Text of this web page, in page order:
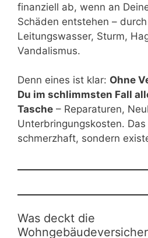
finanziell ab, wenn an
Schäden entstehen – durch
Leitungswasser, Sturm,
Vandalismus.
Denn eines ist klar: Ohne
Du im schlimmsten Fall
Tasche – Reparaturen,
Unterbringungskosten.
schmerzhaft, sondern
Was deckt die